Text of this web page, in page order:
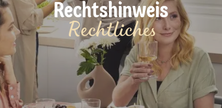
Rechtshinweis
Rechtliches